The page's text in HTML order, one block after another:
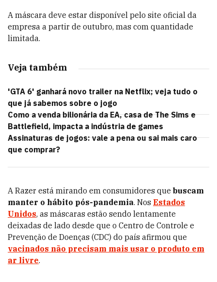
A máscara deve estar disponível pelo site oficial da
empresa a partir de outubro, mas com quantidade
limitada.
Veja também
'GTA 6' ganhará novo trailer na Netflix; veja tudo o
que já sabemos sobre o jogo
Como a venda bilionária da EA, casa de The Sims e
Battlefield, impacta a indústria de games
Assinaturas de jogos: vale a pena ou sai mais caro
que comprar?
A Razer está mirando em consumidores que buscam
manter o hábito pós-pandemia. Nos Estados
Unidos, as máscaras estão sendo lentamente
deixadas de lado desde que o Centro de Controle e
Prevenção de Doenças (CDC) do país afirmou que
vacinados não precisam mais usar o produto em
ar livre.